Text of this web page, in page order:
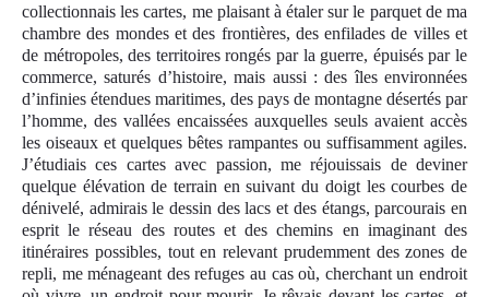
collectionnais les cartes, me plaisant à étaler sur le parquet de ma
chambre des mondes et des frontières, des enfilades de villes et
de métropoles, des territoires rongés par la guerre, épuisés par le
commerce, saturés d’histoire, mais aussi : des îles environnées
d’infinies étendues maritimes, des pays de montagne désertés par
l’homme, des vallées encaissées auxquelles seuls avaient accès
les oiseaux et quelques bêtes rampantes ou suffisamment agiles.
J’étudiais ces cartes avec passion, me réjouissais de deviner
quelque élévation de terrain en suivant du doigt les courbes de
dénivelé, admirais le dessin des lacs et des étangs, parcourais en
esprit le réseau des routes et des chemins en imaginant des
itinéraires possibles, tout en relevant prudemment des zones de
repli, me ménageant des refuges au cas où, cherchant un endroit